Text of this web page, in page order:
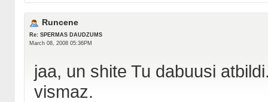
Runcene
Re: SPERMAS DAUDZUMS
March 08, 2008 05:36PM
jaa, un shite Tu dabuusi
vismaz.